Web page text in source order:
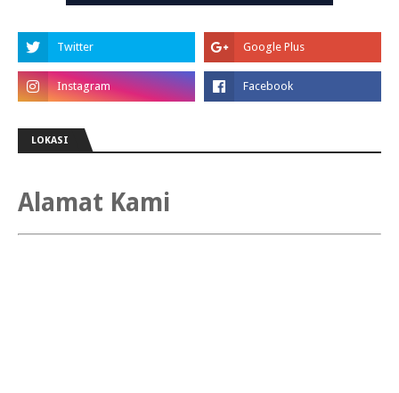
LOKASI
Alamat Kami